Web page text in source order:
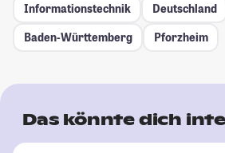
Informationstechnik
Deutschland
Baden-Württemberg
Pforzheim
Das könnte dich